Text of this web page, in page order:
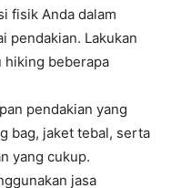
fisik Anda dalam
pendakian. Lakukan
hiking beberapa
pendakian yang
bag, jaket tebal, serta
yang cukup.
jasa